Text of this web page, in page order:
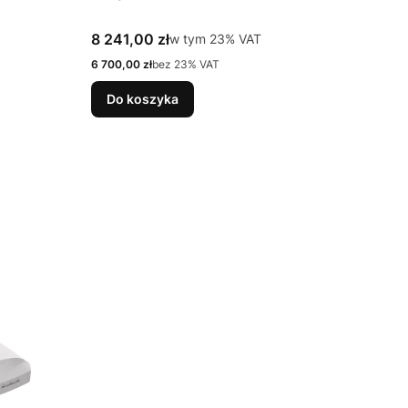
Cena brutto
8 241,00 złw tym %s VAT
w tym 23% VAT
Cena netto
6 700,00 złbez 23% VAT
Do koszyka